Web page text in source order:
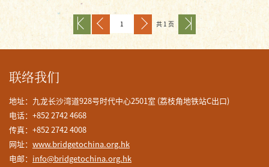
共 1 页
联络我们
地址：九龙长沙湾道928号时代中心2501室 (荔枝角地铁站C出口)
电话：+852 2742 4668
传真：+852 2742 4008
网址： www.bridgetochina.org.hk
电邮： info@bridgetochina.org.hk